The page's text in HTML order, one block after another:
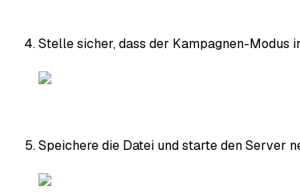
Stelle sicher, dass der Kampagnen-Modus
Speichere die Datei und starte den Server